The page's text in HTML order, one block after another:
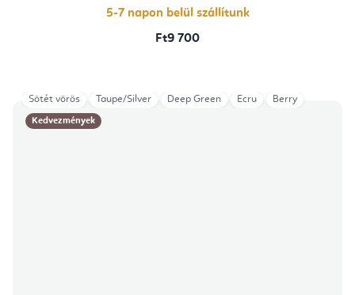
5-7 napon belül szállítunk
Ft9 700
Kedvezmények
Sötét vörös Taupe/Silver Deep Green Ecru Berry